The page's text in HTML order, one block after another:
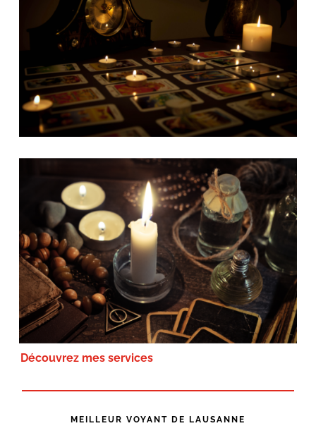
Découvrez mes services
MEILLEUR VOYANT DE LAUSANNE